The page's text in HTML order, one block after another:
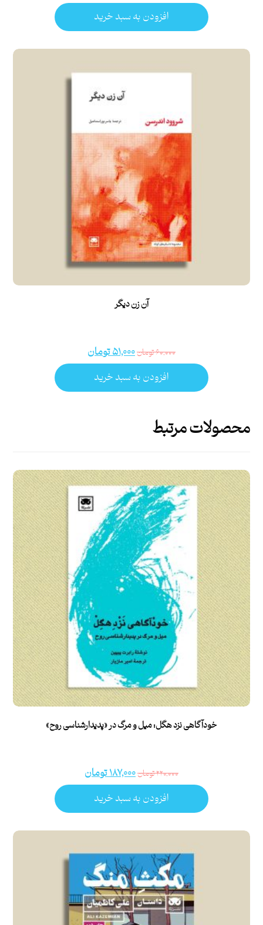
افزودن به سبد خرید
آن زن دیگر
۶۰,۰۰۰تومان۵۱,۰۰۰تومان
افزودن به سبد خرید
محصولات مرتبط
خودآگاهی نزد هگل: میل و مرگ در «پدیدارشناسی روح»
۲۲۰,۰۰۰تومان۱۸۷,۰۰۰تومان
افزودن به سبد خرید